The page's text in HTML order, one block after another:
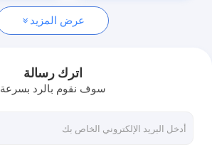
خط بثق الشريط
خط بثق حيدة الشعيرات
عرض المزيد
اترك رسالة
سوف نقوم بالرد بسرعة